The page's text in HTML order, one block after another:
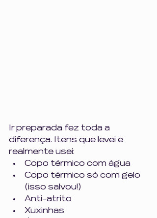
Ir preparada fez toda a
diferença. Itens que levei e
realmente usei:
Copo térmico com água
Copo térmico só com gelo
(isso salvou!)
Anti-atrito
Xuxinhas